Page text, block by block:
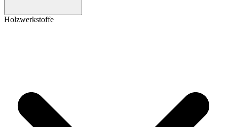
Holzwerkstoffe